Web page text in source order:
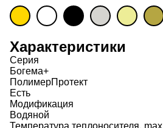
Характеристики
Серия
Богема+
ПолимерПротект
Есть
Модификация
Водяной
Температура теплоносителя, max